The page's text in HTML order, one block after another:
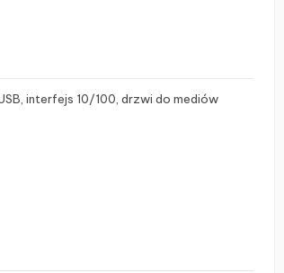
interfejs 10/100, drzwi do mediów